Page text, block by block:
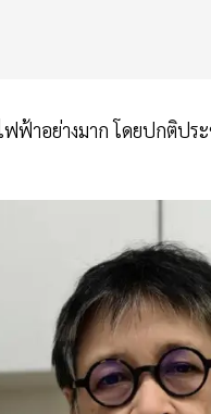
ฟ้าอย่างมาก โดยปกติป